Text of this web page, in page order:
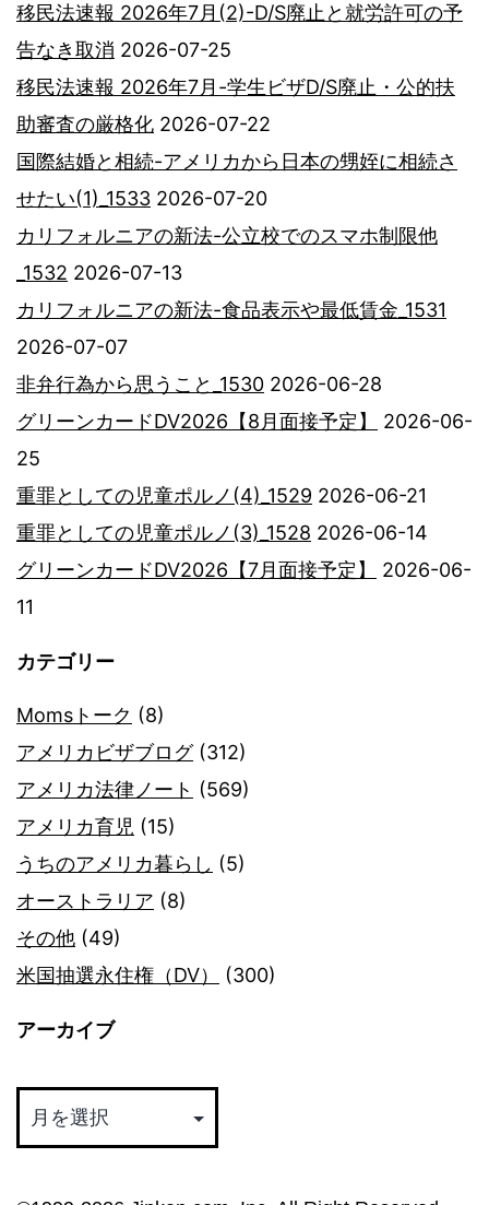
移民法速報 2026年7月(2)-D/S廃止と就労許可の予
告なき取消 2026-07-25
移民法速報 2026年7月-学生ビザD/S廃止・公的扶
助審査の厳格化 2026-07-22
国際結婚と相続-アメリカから日本の甥姪に相続さ
せたい(1)_1533 2026-07-20
カリフォルニアの新法-公立校でのスマホ制限他
_1532 2026-07-13
カリフォルニアの新法-食品表示や最低賃金_1531
2026-07-07
非弁行為から思うこと_1530 2026-06-28
グリーンカードDV2026【8月面接予定】
2026-06-
25
重罪としての児童ポルノ(4)_1529 2026-06-21
重罪としての児童ポルノ(3)_1528 2026-06-14
グリーンカードDV2026【7月面接予定】
2026-06-
11
カテゴリー
Momsトーク (8)
アメリカビザブログ(312)
アメリカ法律ノート (569)
アメリカ育児 (15)
うちのアメリカ暮らし (5)
オーストラリア (8)
その他 (49)
米国抽選永住権（DV）
(300)
アーカイブ
カ